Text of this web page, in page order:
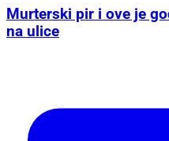
Murterski pir i ove je
na ulice